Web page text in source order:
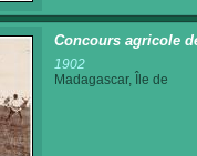
Concours agricole
1902
Madagascar, Île de